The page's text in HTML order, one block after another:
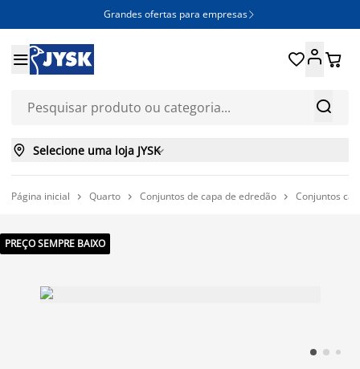
Grandes ofertas para empresas 


 
 Selecione uma loja JYSK
Página inicial  Quarto  Conjuntos de capa de edredão  Conjuntos
PREÇO SEMPRE BAIXO